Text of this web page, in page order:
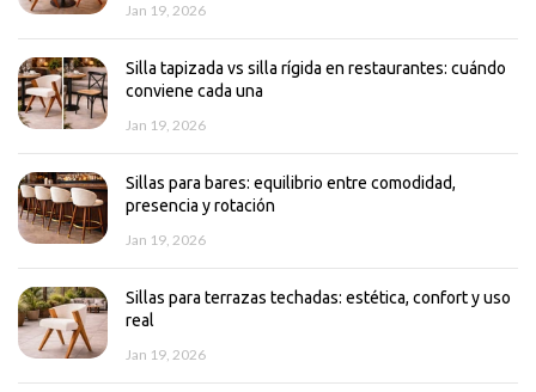
Jan 19, 2026
Silla tapizada vs silla rígida en restaurantes: cuándo
conviene cada una
Jan 19, 2026
Sillas para bares: equilibrio entre comodidad,
presencia y rotación
Jan 19, 2026
Sillas para terrazas techadas: estética, confort y uso
real
Jan 19, 2026